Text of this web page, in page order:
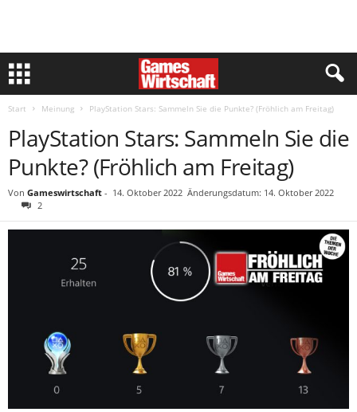
Start Meinung PlayStation Stars: Sammeln Sie die Punkte? (Fröhlich am Freitag)
PlayStation Stars: Sammeln Sie die
Punkte? (Fröhlich am Freitag)
Von Gameswirtschaft - 14. Oktober 2022 Änderungsdatum: 14. Oktober 2022
2